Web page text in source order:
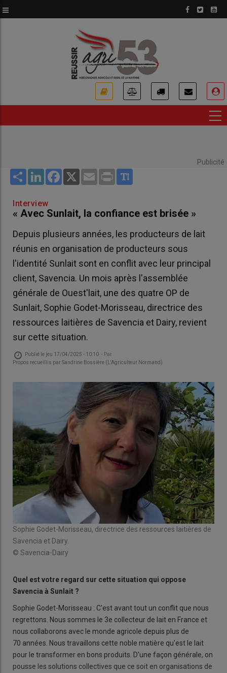
au
Publicité
Share LinkedInFacebook
X Email Print
Interview
« Avec Sunlait, la confiance est brisée »
Depuis plusieurs années, les producteurs de lait
réunis en organisation de producteurs sous
l'identité Sunlait sont en conflit avec leur principal
client, Savencia. Un mois après l'assemblée
générale de Ouest'lait, une des quatre OP de
Sunlait, Sophie Godet-Morisseau, directrice des
ressources laitières de Savencia et Dairy, revient
sur cette situation.
Publié le jeu 17/04/2025 - 10:10 - Par
Propos recueillis par Sandrine Bossière (L'Agriculteur Normand)
Sophie Godet-Morisseau, directrice des ressources laitières de
Savencia et Dairy.
© Savencia-Dairy
Quel est votre regard sur cette situation qui oppose
Savencia à Sunlait ?
Sophie Godet-Morisseau : C'est avant tout un conflit que nous
regrettons. Nous sommes le 3e collecteur de lait en France et
nous collaborons avec le monde agricole depuis plus de
70 années. Nous travaillons cette noble matière qu'est le lait
pour le transformer en bons produits. D'une façon générale, on
pousse les solutions collectives que ce soit en organisations de